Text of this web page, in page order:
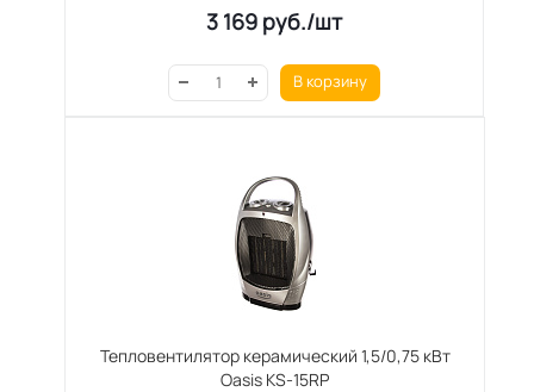
3 169 руб./шт
В корзину
Тепловентилятор керамический 1,5/0,75 кВт
Oasis KS-15RP